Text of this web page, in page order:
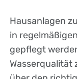
Hausanlagen
in
gepflegt
Wasserqualität